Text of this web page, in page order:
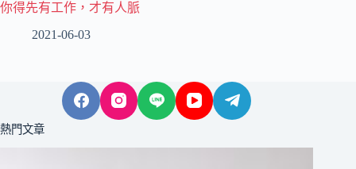
你得先有工作，才有人脈
2021-06-03
熱門文章